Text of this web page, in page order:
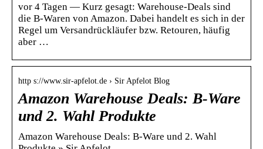
vor 4 Tagen — Kurz gesagt: Warehouse-Deals sind
die B-Waren von Amazon. Dabei handelt es sich in der
Regel um Versandrückläufer bzw. Retouren, häufig
aber …
http s://www.sir-apfelot.de › Sir Apfelot Blog
Amazon Warehouse Deals: B-Ware
und 2. Wahl Produkte
Amazon Warehouse Deals: B-Ware und 2. Wahl